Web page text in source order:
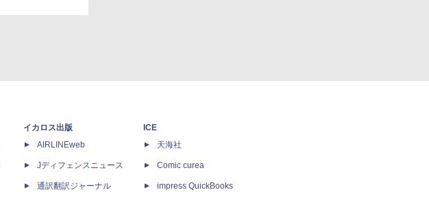
イカロス出版
AIRLINEweb
Jディフェンスニュース
通訳翻訳ジャーナル
ICE
天海社
Comic curea
impress QuickBooks